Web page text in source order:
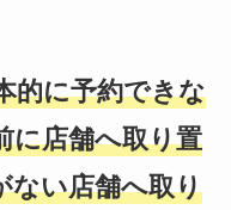
的に予約できな
に店舗へ取り置
ない店舗へ取り